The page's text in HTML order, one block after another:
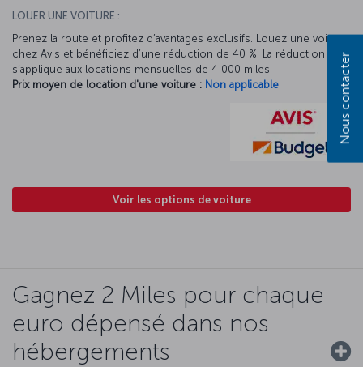
LOUER UNE VOITURE :
Prenez la route et profitez d’avantages exclusifs. Louez une voiture
chez Avis et bénéficiez d’une réduction de 40 %. La réduction Avis
s’applique aux locations mensuelles de 4 000 miles.
Prix moyen de location d'une voiture : Non applicable
Voir les options de voiture
Gagnez 2 Miles pour chaque
euro dépensé dans nos
hébergements
Nous contacter